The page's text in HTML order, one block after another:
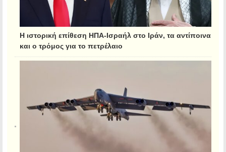
Η ιστορική επίθεση ΗΠΑ-Ισραήλ στο Ιράν, τα αντίποινα
και ο τρόμος για το πετρέλαιο